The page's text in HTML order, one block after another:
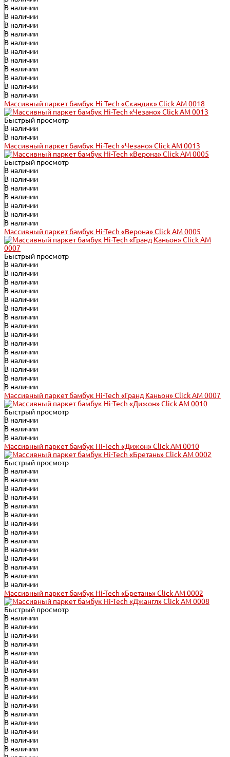
В наличии
В наличии
В наличии
В наличии
В наличии
В наличии
В наличии
В наличии
В наличии
В наличии
В наличии
Массивный паркет бамбук Hi-Tech «Скандик» Click АМ 0018
Быстрый просмотр
В наличии
В наличии
Массивный паркет бамбук Hi-Tech «Чезано» Click АМ 0013
Быстрый просмотр
В наличии
В наличии
В наличии
В наличии
В наличии
В наличии
В наличии
Массивный паркет бамбук Hi-Tech «Верона» Click АМ 0005
Быстрый просмотр
В наличии
В наличии
В наличии
В наличии
В наличии
В наличии
В наличии
В наличии
В наличии
В наличии
В наличии
В наличии
В наличии
В наличии
В наличии
Массивный паркет бамбук Hi-Tech «Гранд Каньон» Click АМ 0007
Быстрый просмотр
В наличии
В наличии
В наличии
Массивный паркет бамбук Hi-Tech «Дижон» Click АМ 0010
Быстрый просмотр
В наличии
В наличии
В наличии
В наличии
В наличии
В наличии
В наличии
В наличии
В наличии
В наличии
В наличии
В наличии
В наличии
В наличии
Массивный паркет бамбук Hi-Tech «Бретань» Click АМ 0002
Быстрый просмотр
В наличии
В наличии
В наличии
В наличии
В наличии
В наличии
В наличии
В наличии
В наличии
В наличии
В наличии
В наличии
В наличии
В наличии
В наличии
В наличии